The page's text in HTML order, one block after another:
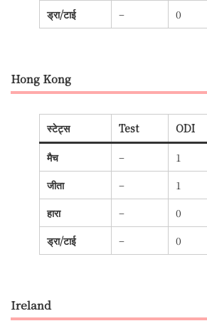
ड्रा/टाई
– 0
Hong Kong
स्टेट्स Test ODI
मैच – 1
जीता
– 1
हारा
– 0
ड्रा/टाई
– 0
Ireland